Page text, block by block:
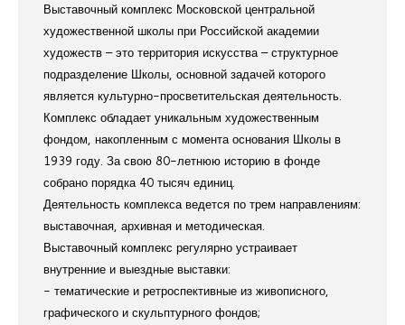
Выставочный комплекс Московской центральной
художественной школы при Российской академии
художеств – это территория искусства – структурное
подразделение Школы, основной задачей которого
является культурно-просветительская деятельность.
Комплекс обладает уникальным художественным
фондом, накопленным с момента основания Школы в
1939 году. За свою 80-летнюю историю в фонде
собрано порядка 40 тысяч единиц.
Деятельность комплекса ведется по трем направлениям:
выставочная, архивная и методическая.
Выставочный комплекс регулярно устраивает
внутренние и выездные выставки:
- тематические и ретроспективные из живописного,
графического и скульптурного фондов;